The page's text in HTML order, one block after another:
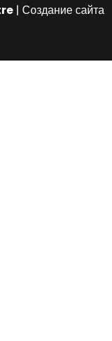
| Создание сайта